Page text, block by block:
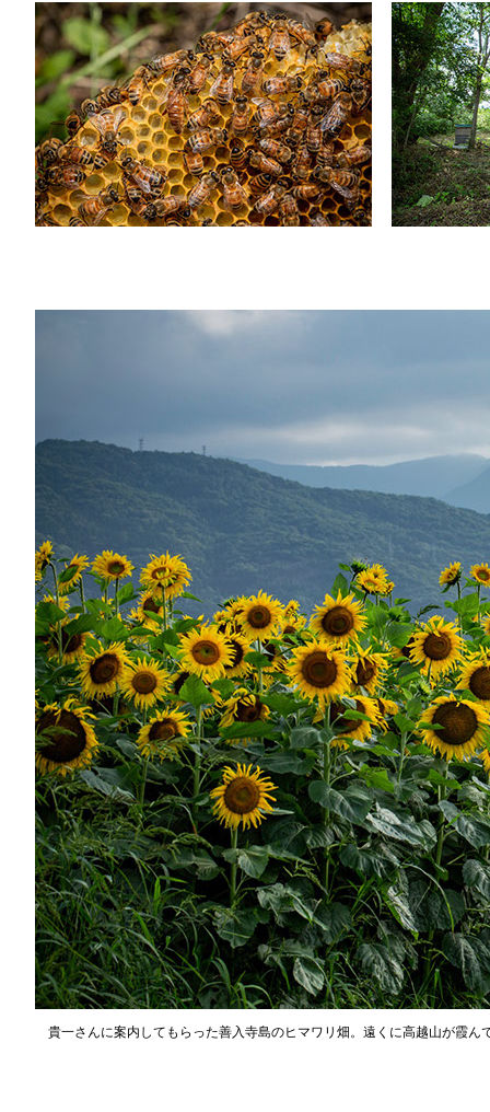
貴一さんに案内してもらった善入寺島のヒマワリ畑。遠くに高越山が霞ん